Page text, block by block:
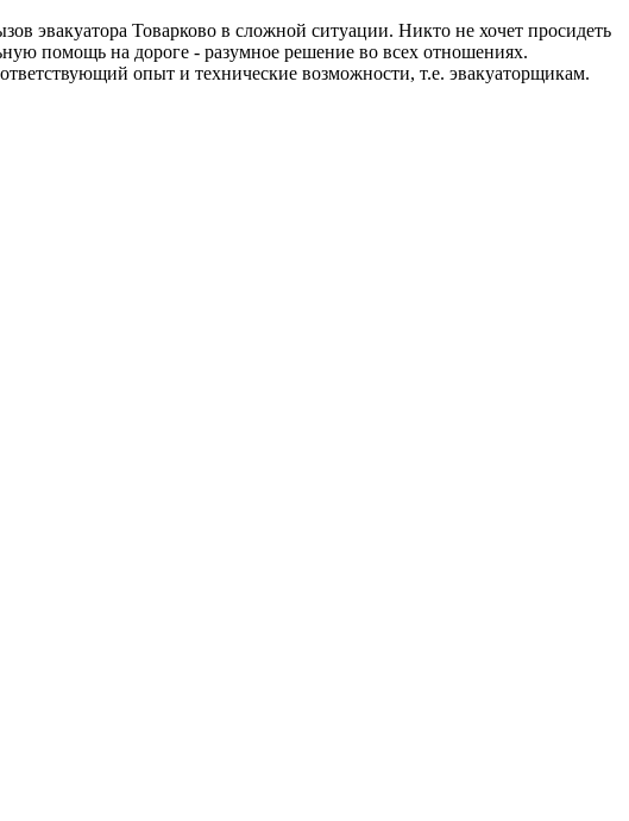
эвакуатора Товарково в сложной ситуации. Никто не хочет просидеть
помощь на дороге - разумное решение во всех отношениях.
опыт и технические возможности, т.е. эвакуаторщикам.